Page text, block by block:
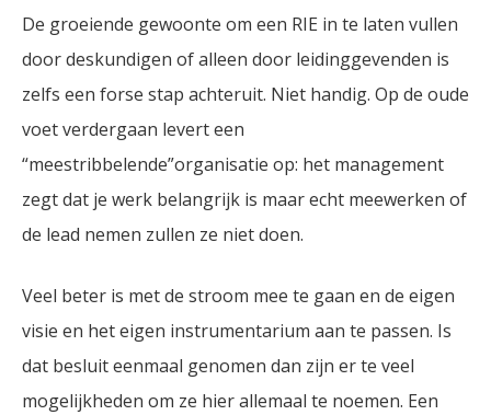
De groeiende gewoonte om een RIE in te laten vullen
door deskundigen of alleen door leidinggevenden is
zelfs een forse stap achteruit. Niet handig. Op de oude
voet verdergaan levert een
“meestribbelende”organisatie op: het management
zegt dat je werk belangrijk is maar echt meewerken of
de lead nemen zullen ze niet doen.
Veel beter is met de stroom mee te gaan en de eigen
visie en het eigen instrumentarium aan te passen. Is
dat besluit eenmaal genomen dan zijn er te veel
mogelijkheden om ze hier allemaal te noemen. Een